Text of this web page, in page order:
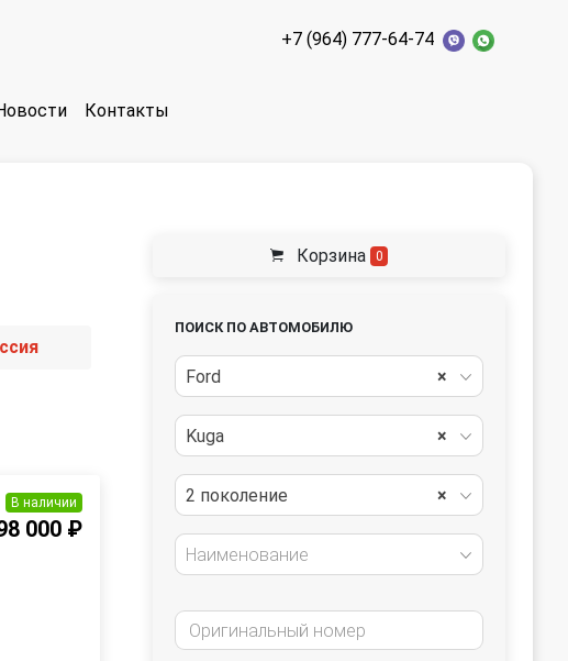
+7 (964) 777-64-74
Контакты
В наличии
000 ₽
Корзина 0
ПОИСК ПО АВТОМОБИЛЮ
×
Ford
×
Kuga
×
2 поколение
Наименование